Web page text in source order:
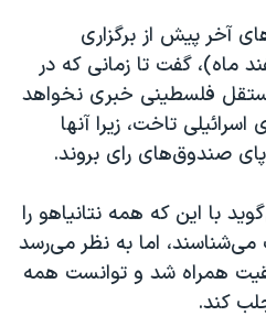
آخر پیش از برگزاری
۱۷ مارس (۲۶ اسفند ماه)، گفت تا زمانی که در
فلسطينی خبری نخواهد
تاخت، زيرا آنها
صندوق‌های رای بروند.
با اين که همه نتانياهو را
می‌شناسند، اما به نظر می‌رسد
همراه شد و توانست همه
کند.